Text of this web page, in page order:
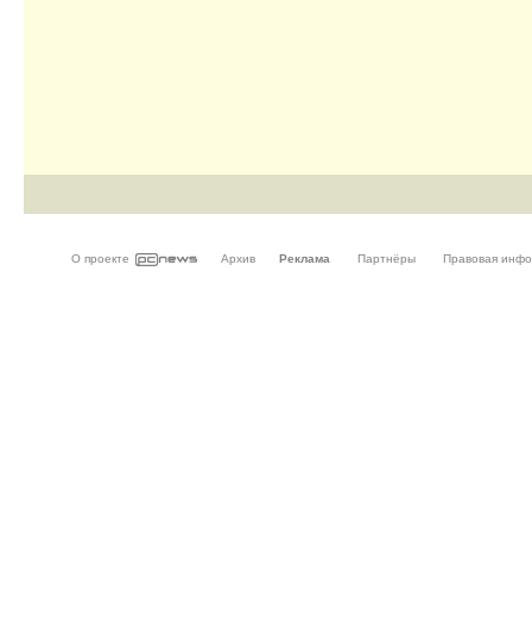
О проекте Архив Реклама Партнёры Правовая